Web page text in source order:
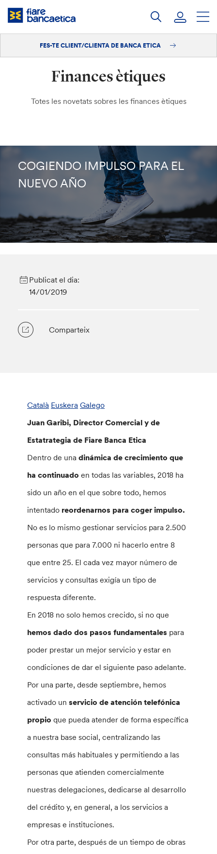
Salta
Iniciar sessió
Fes-te'n client/clienta
FES-TE CLIENT/CLIENTA DE BANCA ETICA
Finances ètiques
Totes les novetats sobres les finances ètiques
COGIENDO IMPULSO PARA EL
NUEVO AÑO
Publicat el dia:
14/01/2019
Comparteix
Català Euskera Galego
Juan Garibi, Director Comercial y de
Estatrategia de Fiare Banca Etica
Dentro de unadinámica de crecimiento que
ha continuado en todas las variables, 2018 ha
sido un año en el que sobre todo, hemos
intentado reordenarnos para coger impulso.
No es lo mismo gestionar servicios para 2.500
personas que para 7.000 ni hacerlo entre 8
que entre 25. El cada vez mayor número de
servicios y consultas exigía un tipo de
respuesta diferente.
En 2018 no solo hemos crecido, si no que
hemos dado dos pasos fundamentales para
poder prestar un mejor servicio y estar en
condiciones de dar el siguiente paso adelante.
Por una parte, desde septiembre, hemos
activado unservicio de atención telefónica
propio que pueda atender de forma específica
a nuestra base social, centralizando las
consultas más habituales y permitiendo a las
personas que atienden comercialmente
nuestras delegaciones, dedicarse al desarrollo
del crédito y, en general, a los servicios a
empresas e instituciones.
Por otra parte, después de un tiempo de obras